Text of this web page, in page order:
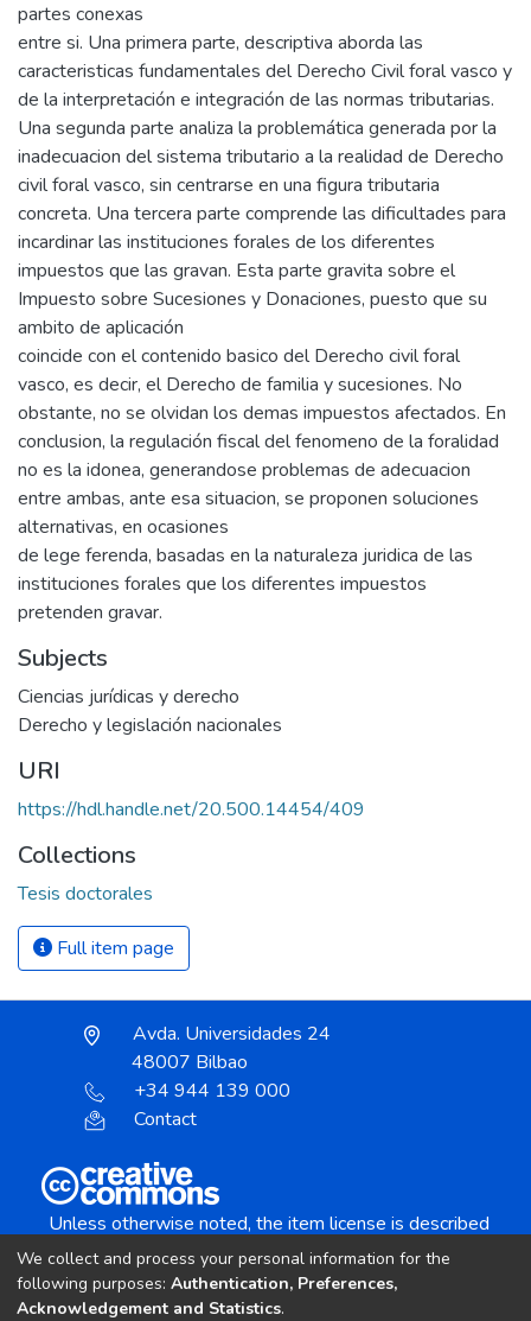
partes conexas
entre si. Una primera parte, descriptiva aborda las
caracteristicas fundamentales del Derecho Civil foral vasco y
de la interpretación e integración de las normas tributarias.
Una segunda parte analiza la problemática generada por la
inadecuacion del sistema tributario a la realidad de Derecho
civil foral vasco, sin centrarse en una figura tributaria
concreta. Una tercera parte comprende las dificultades para
incardinar las instituciones forales de los diferentes
impuestos que las gravan. Esta parte gravita sobre el
Impuesto sobre Sucesiones y Donaciones, puesto que su
ambito de aplicación
coincide con el contenido basico del Derecho civil foral
vasco, es decir, el Derecho de familia y sucesiones. No
obstante, no se olvidan los demas impuestos afectados. En
conclusion, la regulación fiscal del fenomeno de la foralidad
no es la idonea, generandose problemas de adecuacion
entre ambas, ante esa situacion, se proponen soluciones
alternativas, en ocasiones
de lege ferenda, basadas en la naturaleza juridica de las
instituciones forales que los diferentes impuestos
pretenden gravar.
Subjects
Ciencias jurídicas y derecho
Derecho y legislación nacionales
URI
https://hdl.handle.net/20.500.14454/409
Collections
Tesis doctorales
Full item page
Avda. Universidades 24
48007 Bilbao
+34 944 139 000
Contact
Unless otherwise noted, the item license is described
Creative Commons Attribution-NonCommercial-
We collect and process your personal information for the
following purposes: Authentication, Preferences,
Acknowledgement and Statistics.